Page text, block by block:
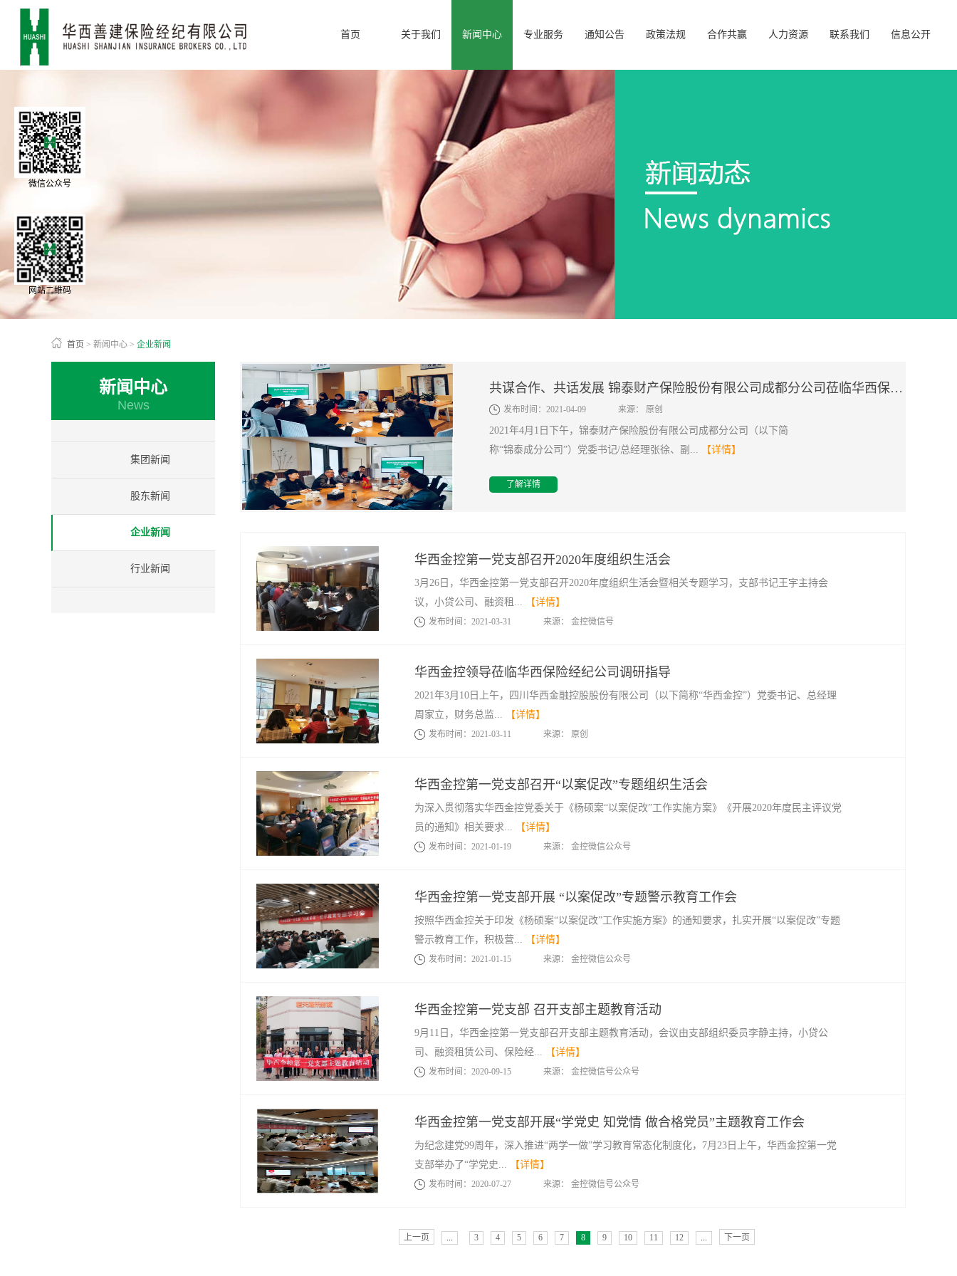
首页 关于我们 新闻中心 专业服务 通知公告 政策法规 合作共赢 人力资源 联系我们 信息公开
首页 > 新闻中心 > 企业新闻
新闻中心
News
集团新闻
股东新闻
企业新闻
行业新闻
共谋合作、共话发展 锦泰财产保险股份有限公司成都分公司莅临华西保险经纪调研交流
2021年4月1日下午，锦泰财产保险股份有限公司成都分公司（以下简
称“锦泰成分公司”）党委书记/总经理张徐、副...
【详情】
发布时间： 2021-04-09 来源： 原创
了解详情
华西金控第一党支部召开2020年度组织生活会
3月26日，华西金控第一党支部召开2020年度组织生活会暨相关专题学习，支部书记王宇主持会
议，小贷公司、融资租...
【详情】
发布时间： 2021-03-31 来源： 金控微信号
华西金控领导莅临华西保险经纪公司调研指导
2021年3月10日上午，四川华西金融控股股份有限公司（以下简称“华西金控”）党委书记、总经理
周家立，财务总监...
【详情】
发布时间： 2021-03-11 来源： 原创
华西金控第一党支部召开“以案促改”专题组织生活会
为深入贯彻落实华西金控党委关于《杨硕案“以案促改”工作实施方案》《开展2020年度民主评议党
员的通知》相关要求...
【详情】
发布时间： 2021-01-19 来源： 金控微信公众号
华西金控第一党支部开展 “以案促改”专题警示教育工作会
按照华西金控关于印发《杨硕案“以案促改”工作实施方案》的通知要求，扎实开展“以案促改”专题
警示教育工作，积极营...
【详情】
发布时间： 2021-01-15 来源： 金控微信公众号
华西金控第一党支部 召开支部主题教育活动
9月11日，华西金控第一党支部召开支部主题教育活动，会议由支部组织委员李静主持，小贷公
司、融资租赁公司、保险经...
【详情】
发布时间： 2020-09-15 来源： 金控微信号公众号
华西金控第一党支部开展“学党史 知党情 做合格党员”主题教育工作会
为纪念建党99周年，深入推进“两学一做”学习教育常态化制度化，7月23日上午，华西金控第一党
支部举办了“学党史...
【详情】
发布时间： 2020-07-27 来源： 金控微信号公众号
上一页 ... 3 4 5 6 7 8 9 10 11 12 ... 下一页
网站二维码
微信公众号